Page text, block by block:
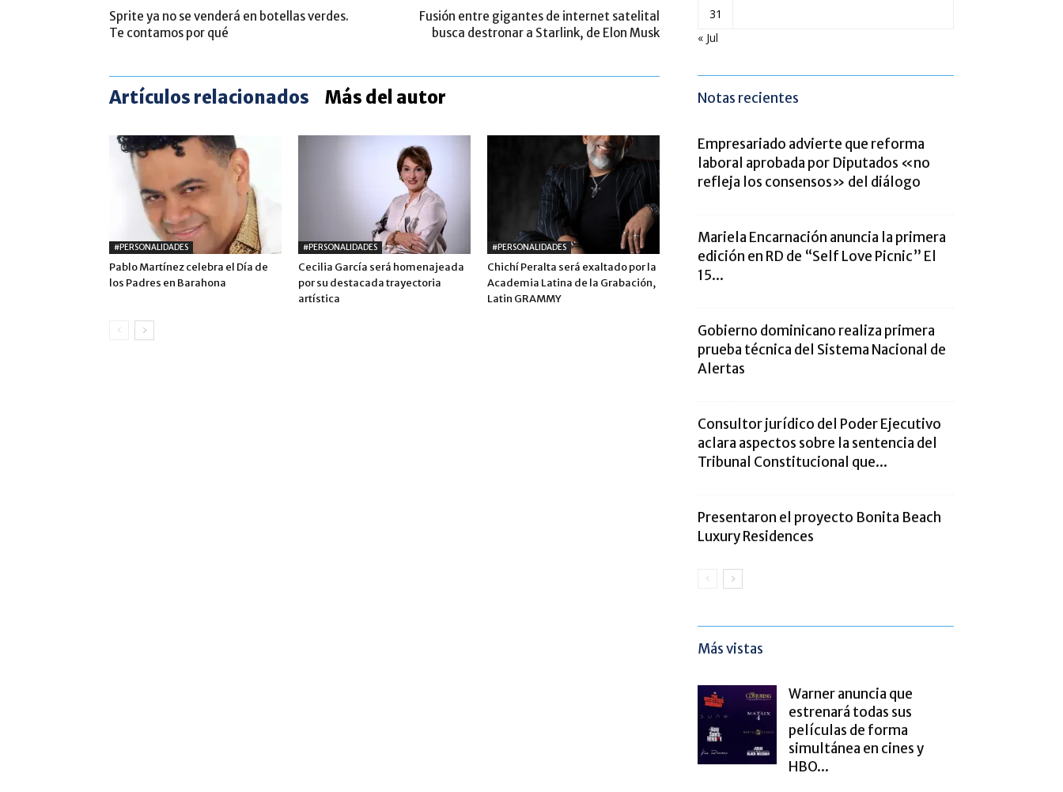
Sprite ya no se venderá en botellas verdes.
Te contamos por qué
Fusión entre gigantes de internet satelital
busca destronar a Starlink, de Elon Musk
Artículos relacionados Más del autor
#PERSONALIDADES
Pablo Martínez celebra el Día de
los Padres en Barahona
#PERSONALIDADES
Cecilia García será homenajeada
por su destacada trayectoria
artística
#PERSONALIDADES
Chichí Peralta será exaltado por la
Academia Latina de la Grabación,
Latin GRAMMY
31
« Jul
Notas recientes
Empresariado advierte que reforma
laboral aprobada por Diputados «no
refleja los consensos» del diálogo
Mariela Encarnación anuncia la primera
edición en RD de “Self Love Picnic” El
15...
Gobierno dominicano realiza primera
prueba técnica del Sistema Nacional de
Alertas
Consultor jurídico del Poder Ejecutivo
aclara aspectos sobre la sentencia del
Tribunal Constitucional que...
Presentaron el proyecto Bonita Beach
Luxury Residences
Más vistas
Warner anuncia que
estrenará todas sus
películas de forma
simultánea en cines y
HBO...